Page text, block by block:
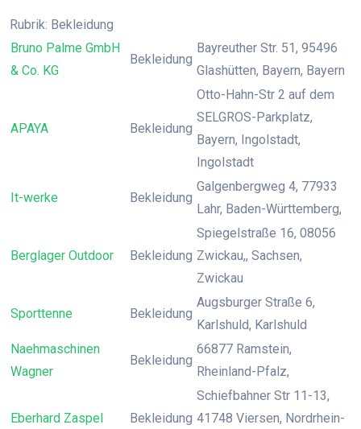
Rubrik: Bekleidung
Bruno Palme GmbH
& Co. KG
Bekleidung
Bayreuther Str. 51, 95496
Glashütten, Bayern, Bayern
APAYA Bekleidung
Otto-Hahn-Str 2 auf dem
SELGROS-Parkplatz,
Bayern, Ingolstadt,
Ingolstadt
It-werke Bekleidung
Galgenbergweg 4, 77933
Lahr, Baden-Württemberg,
Berglager Outdoor Bekleidung
Spiegelstraße 16, 08056
Zwickau,, Sachsen,
Zwickau
Sporttenne Bekleidung
Augsburger Straße 6,
Karlshuld, Karlshuld
Naehmaschinen
Wagner
Bekleidung
66877 Ramstein,
Rheinland-Pfalz,
Eberhard Zaspel Bekleidung
Schiefbahner Str 11-13,
41748 Viersen, Nordrhein-